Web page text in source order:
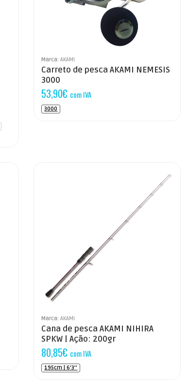
Marca:AKAMI
Carreto de pesca AKAMI NEMESIS
3000
53,90€ com IVA
3000
Marca:AKAMI
Cana de pesca AKAMI NIHIRA
SPKW | Ação: 200gr
80,85€ com IVA
195cm | 6'3''